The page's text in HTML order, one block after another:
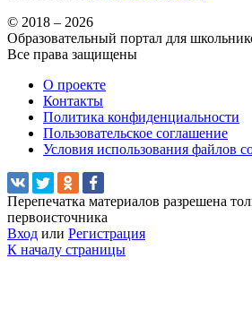
© 2018 – 2026
Образовательный портал для
Все права защищены
О проекте
Контакты
Политика конфиденциальности
Пользовательское соглашение
Условия использования файлов
Перепечатка материалов разрешена
первоисточника
Вход или Регистрация
К началу страницы